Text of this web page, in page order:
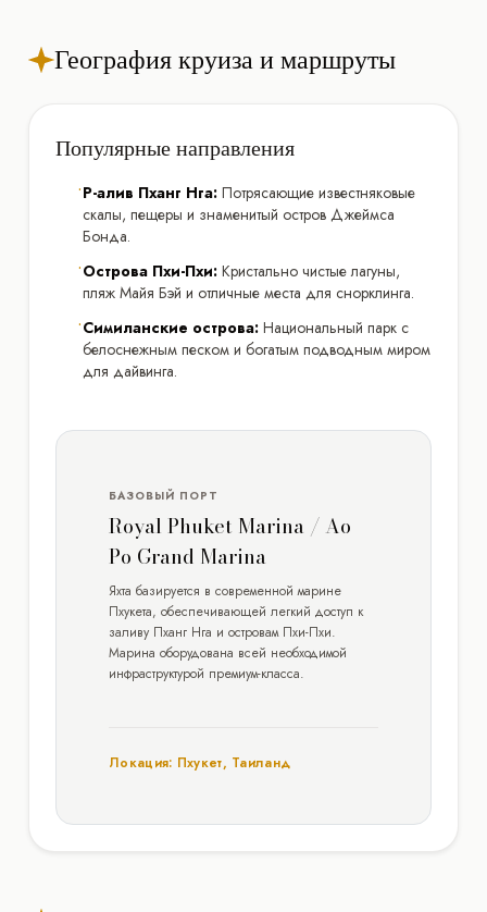
География круиза и маршруты
Популярные направления
•Р-алив Пханг Нга: Потрясающие известняковые
скалы, пещеры и знаменитый остров Джеймса
Бонда.
•Острова Пхи-Пхи: Кристально чистые лагуны,
пляж Майя Бэй и отличные места для снорклинга.
•Симиланские острова: Национальный парк с
белоснежным песком и богатым подводным миром
для дайвинга.
БАЗОВЫЙ ПОРТ
Royal Phuket Marina / Ao
Po Grand Marina
Яхта базируется в современной марине
Пхукета, обеспечивающей легкий доступ к
заливу Пханг Нга и островам Пхи-Пхи.
Марина оборудована всей необходимой
инфраструктурой премиум-класса.
Локация: Пхукет, Таиланд